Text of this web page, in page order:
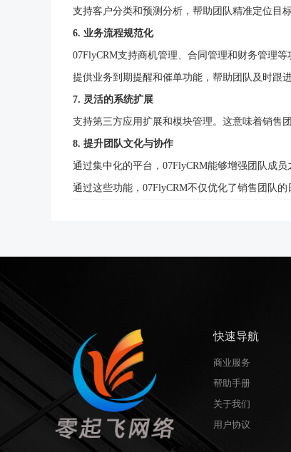
支持客户分类和预测分析，帮助团队精准定位目标
6. 业务流程规范化
07FlyCRM支持商机管理、合同管理和财务管理
提供业务到期提醒和催单功能，帮助团队及时跟
7. 灵活的系统扩展
支持第三方应用扩展和模块管理。这意味着销售
8. 提升团队文化与协作
通过集中化的平台， 07FlyCRM能够增强团队成
通过这些功能， 07FlyCRM不仅优化了销售团队
快速导航
商业服务
帮助手册
关于我们
用户协议